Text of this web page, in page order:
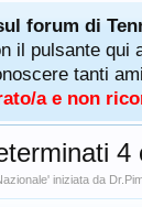
forum di
il pulsante qui
tanti
a e non
4
' iniziata da